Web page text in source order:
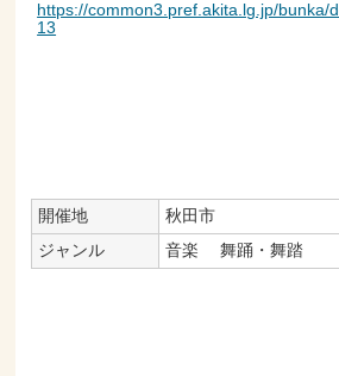
https://common3.pref.akita.lg.jp/bunka/
13
開催地
秋田市
ジャンル
音楽 舞踊・舞踏